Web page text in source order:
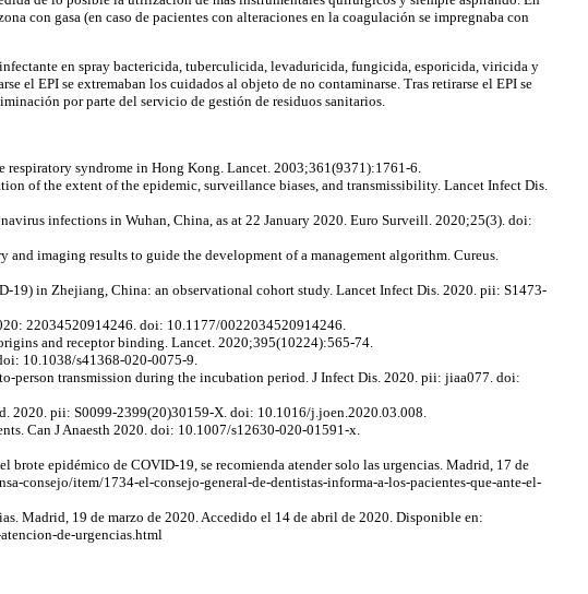
con gasa (en caso de pacientes con alteraciones en la coagulación se impregnaba con
en spray bactericida, tuberculicida, levaduricida, fungicida, esporicida, viricida y
el EPI se extremaban los cuidados al objeto de no contaminarse. Tras retirarse el EPI se
por parte del servicio de gestión de residuos sanitarios.
respiratory syndrome in Hong Kong. Lancet. 2003;361(9371):1761-6.
of the extent of the epidemic, surveillance biases, and transmissibility. Lancet Infect Dis.
infections in Wuhan, China, as at 22 January 2020. Euro Surveill. 2020;25(3). doi:
imaging results to guide the development of a management algorithm. Cureus.
19) in Zhejiang, China: an observational cohort study. Lancet Infect Dis. 2020. pii: S1473-
22034520914246. doi: 10.1177/0022034520914246.
and receptor binding. Lancet. 2020;395(10224):565-74.
10.1038/s41368-020-0075-9.
person transmission during the incubation period. J Infect Dis. 2020. pii: jiaa077. doi:
2020. pii: S0099-2399(20)30159-X. doi: 10.1016/j.joen.2020.03.008.
Can J Anaesth 2020. doi: 10.1007/s12630-020-01591-x.
brote epidémico de COVID-19, se recomienda atender solo las urgencias. Madrid, 17 de
consejo/item/1734-el-consejo-general-de-dentistas-informa-a-los-pacientes-que-ante-el-
Madrid, 19 de marzo de 2020. Accedido el 14 de abril de 2020. Disponible en:
de-urgencias.html